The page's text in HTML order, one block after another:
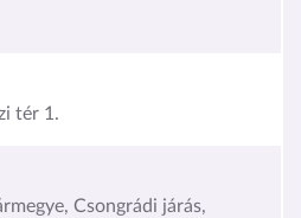
tér 1.
Csongrádi járás,